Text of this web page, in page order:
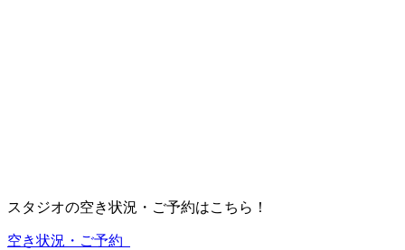
スタジオの空き状況・ご予約はこちら！
空き状況・ご予約